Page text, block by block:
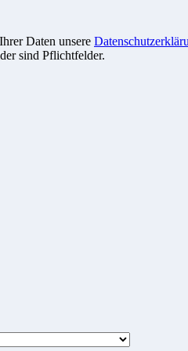
Daten unsere
sind Pflichtfelder.